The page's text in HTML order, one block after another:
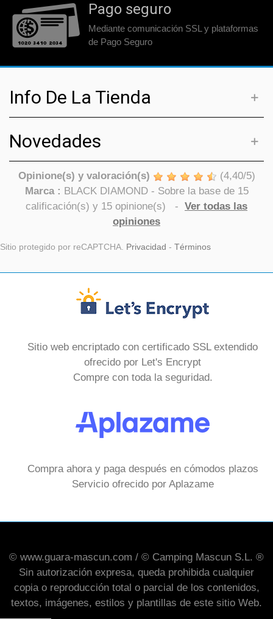
Pago seguro
Mediante comunicación SSL y plataformas
de Pago Seguro
Info De La Tienda
Novedades
Opinione(s) y valoración(s) (4,40/5)
Marca : BLACK DIAMOND- Sobre la base de 15
calificación(s) y 15 opinione(s) - Ver todas las
opiniones
Sitio protegido por reCAPTCHA. Privacidad - Términos
Sitio web encriptado con certificado SSL extendido
ofrecido por Let's Encrypt
Compre con toda la seguridad.
Compra ahora y paga después en cómodos plazos
Servicio ofrecido por Aplazame
© www.guara-mascun.com / © Camping Mascun S.L. ®
Sin autorización expresa, queda prohibida cualquier
copia o reproducción total o parcial de los contenidos,
textos, imágenes, estilos y plantillas de este sitio Web.